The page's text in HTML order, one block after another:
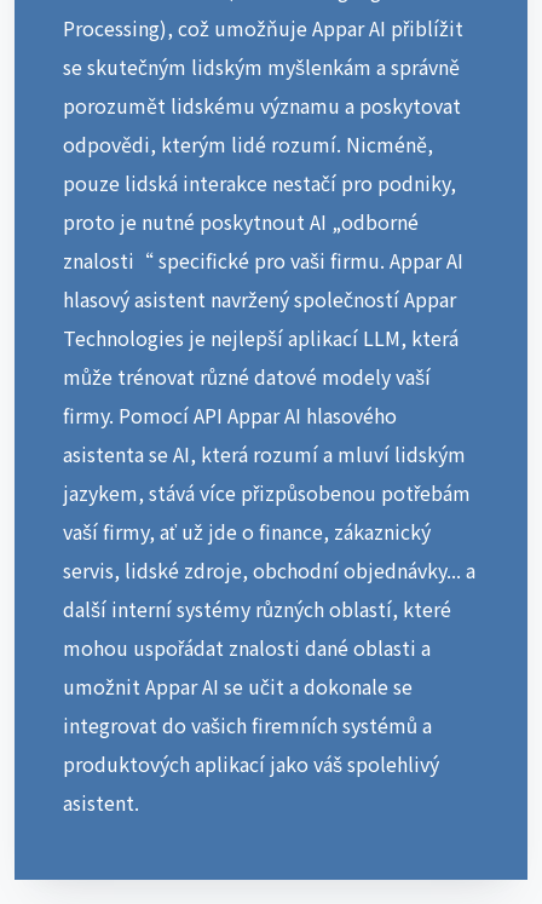
Processing), což umožňuje Appar AI přiblížit
se skutečným lidským myšlenkám a správně
porozumět lidskému významu a poskytovat
odpovědi, kterým lidé rozumí. Nicméně,
pouze lidská interakce nestačí pro podniky,
proto je nutné poskytnout AI „odborné
znalosti“ specifické pro vaši firmu. Appar AI
hlasový asistent navržený společností Appar
Technologies je nejlepší aplikací LLM, která
může trénovat různé datové modely vaší
firmy. Pomocí API Appar AI hlasového
asistenta se AI, která rozumí a mluví lidským
jazykem, stává více přizpůsobenou potřebám
vaší firmy, ať už jde o finance, zákaznický
servis, lidské zdroje, obchodní objednávky... a
další interní systémy různých oblastí, které
mohou uspořádat znalosti dané oblasti a
umožnit Appar AI se učit a dokonale se
integrovat do vašich firemních systémů a
produktových aplikací jako váš spolehlivý
asistent.